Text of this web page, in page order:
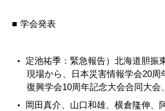
学会発表
定池祐季：緊急報告）北海道胆振
現場から、日本災害情報学会20周
復興学会10周年記念大会合同大会
岡田真介、山口和雄、横倉隆伸、